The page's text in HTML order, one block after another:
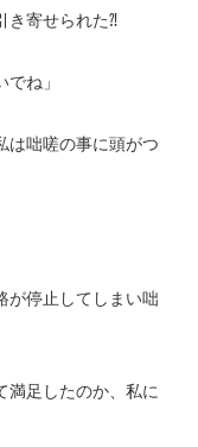
き寄せられた⁈
ね」
咄嗟の事に頭がつ
停止してしまい咄
足したのか、私に